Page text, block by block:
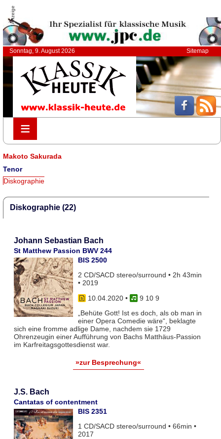
Anzeige
Sonntag, 9. August 2026 Sitemap
≡
≡
Makoto Sakurada
Tenor
Diskographie
Diskographie (22)
Johann Sebastian Bach
St Matthew Passion BWV 244
BIS 2500
2 CD/SACD stereo/surround • 2h 43min
• 2019
10.04.2020•
9 10 9
„Behüte Gott! Ist es doch, als ob man in
einer Opera Comedie wäre“, beklagte
sich eine fromme adlige Dame, nachdem sie 1729
Ohrenzeugin einer Aufführung von Bachs Matthäus-Passion
im Karfreitagsgottesdienst war.
»zur Besprechung«
J.S. Bach
Cantatas of contentment
BIS 2351
1 CD/SACD stereo/surround • 66min •
2017